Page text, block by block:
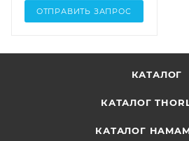
ОТПРАВИТЬ ЗАПРОС
КАТАЛОГ
КАТАЛОГ
КАТАЛОГ